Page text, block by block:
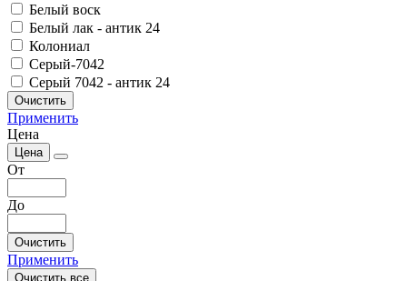
Белый воск
Белый лак - антик 24
Колониал
Серый-7042
Серый 7042 - антик 24
Очистить
Применить
Цена
Цена
От
До
Очистить
Применить
Очистить все